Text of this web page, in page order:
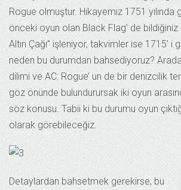
Rogue olmuştur. Hikayemiz 1751 yılında
önceki oyun olan Black Flag’ de bildiğiniz
Altın Çağı” işleniyor, takvimler ise 1715’
neden bu durumdan bahsediyoruz?
dilimi ve AC: Rogue’ un de bir denizcilik
göz önünde bulundurursak iki oyun
söz konusu. Tabii ki bu durumu oyun
olarak görebileceğiz.
Detaylardan bahsetmek gerekirse, bu